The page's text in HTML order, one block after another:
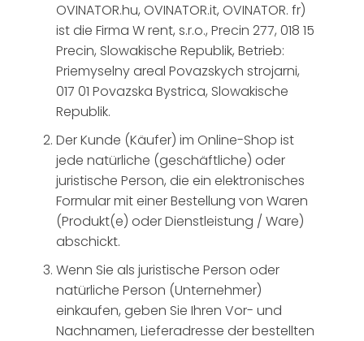
OVINATOR.hu, OVINATOR.it, OVINATOR. fr)
ist die Firma W rent, s.r.o., Precin 277, 018 15
Precin, Slowakische Republik, Betrieb:
Priemyselny areal Povazskych strojarni,
017 01 Povazska Bystrica, Slowakische
Republik.
Der Kunde (Käufer) im Online-Shop ist
jede natürliche (geschäftliche) oder
juristische Person, die ein elektronisches
Formular mit einer Bestellung von Waren
(Produkt(e) oder Dienstleistung / Ware)
abschickt.
Wenn Sie als juristische Person oder
natürliche Person (Unternehmer)
einkaufen, geben Sie Ihren Vor- und
Nachnamen, Lieferadresse der bestellten